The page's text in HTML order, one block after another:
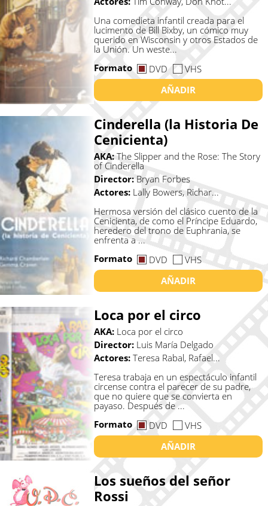
Una comedieta infantil creada para el
lucimento de Bill Bixby, un cómico muy
querido en Wisconsin y otros Estados de
la Unión. Un weste...
Formato
DVD
VHS
AÑADIR
Cinderella (la Historia De
Cenicienta)
AKA:The Slipper and the Rose: The Story
of Cinderella
Director:Bryan Forbes
Actores: Lally Bowers, Richar...
Hermosa versión del clásico cuento de la
Cenicienta, de como el Príncipe Eduardo,
heredero del trono de Euphrania, se
enfrenta a ...
Formato
DVD
VHS
AÑADIR
Loca por el circo
AKA: Loca por el circo
Director: Luis María Delgado
Actores: Teresa Rabal, Rafael...
Teresa trabaja en un espectáculo infantil
circense contra el parecer de su padre,
que no quiere que se convierta en
payaso. Después de ...
Formato
DVD
VHS
AÑADIR
Los sueños del señor
Rossi